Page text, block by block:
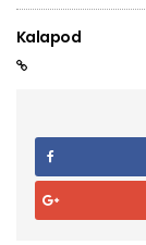
Kalapod